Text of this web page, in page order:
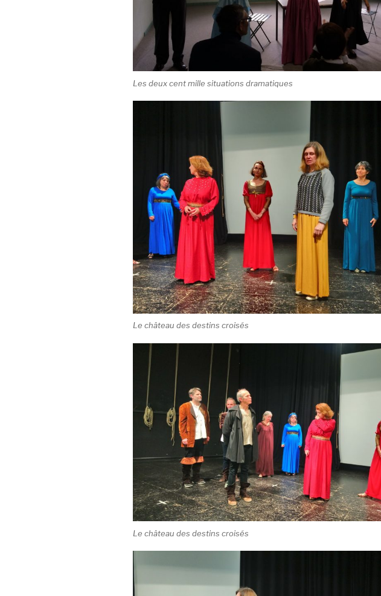
Les deux cent mille situations dramatiques
Le château des destins croisés
Le château des destins croisés